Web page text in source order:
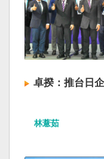
卓揆：推台日
林薏茹